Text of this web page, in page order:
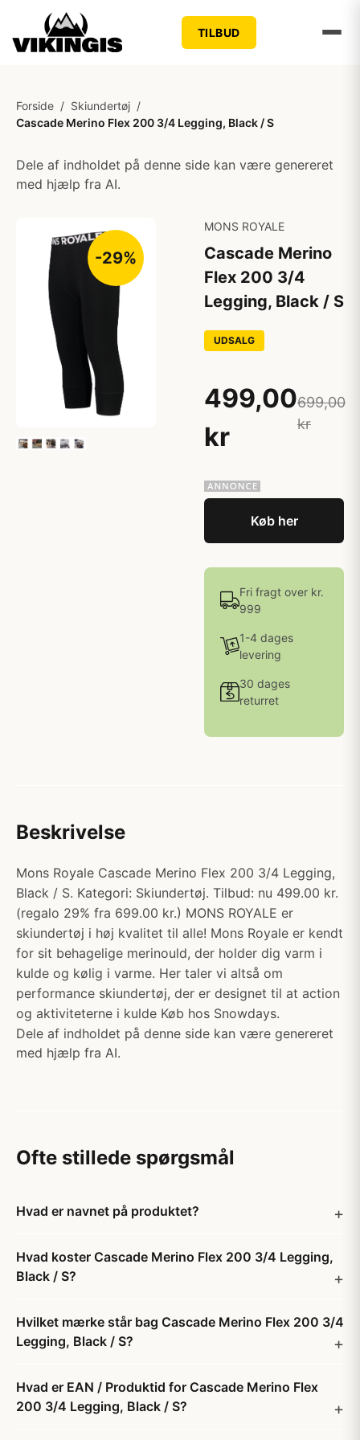
TILBUD
Forside / Skiundertøj /
Cascade Merino Flex 200 3/4 Legging, Black / S
Dele af indholdet på denne side kan være genereret
med hjælp fra AI.
-29%
MONS ROYALE
Cascade Merino
Flex 200 3/4
Legging, Black / S
UDSALG
499,00
kr
699,00
kr
Køb her
Fri fragt over kr.
999
1-4 dages
levering
30 dages
returret
Beskrivelse
Mons Royale Cascade Merino Flex 200 3/4 Legging,
Black / S. Kategori: Skiundertøj. Tilbud: nu 499.00 kr.
(regalo 29% fra 699.00 kr.) MONS ROYALE er
skiundertøj i høj kvalitet til alle! Mons Royale er kendt
for sit behagelige merinould, der holder dig varm i
kulde og kølig i varme. Her taler vi altså om
performance skiundertøj, der er designet til at action
og aktiviteterne i kulde Køb hos Snowdays.
Dele af indholdet på denne side kan være genereret
med hjælp fra AI.
Ofte stillede spørgsmål
Hvad er navnet på produktet?
Hvad koster Cascade Merino Flex 200 3/4 Legging,
Black / S?
Hvilket mærke står bag Cascade Merino Flex 200 3/4
Legging, Black / S?
Hvad er EAN / Produktid for Cascade Merino Flex
200 3/4 Legging, Black / S?